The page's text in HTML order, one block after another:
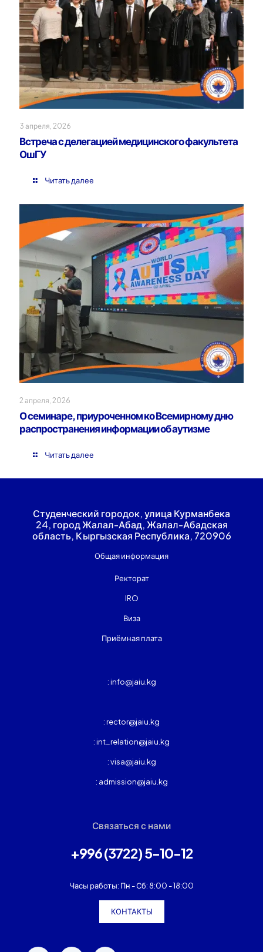
3 апреля, 2026
Встреча с делегацией медицинского факультета
ОшГУ
Читать далее
2 апреля, 2026
О семинаре, приуроченном ко Всемирному дню
распространения информации об аутизме
Читать далее
Студенческий городок, улица Курманбека
24, город Жалал-Абад, Жалал-Абадская
область, Кыргызская Республика, 720906
Общая информация
Ректорат
IRO
Виза
Приёмная плата
: info@jaiu.kg
: rector@jaiu.kg
: int_relation@jaiu.kg
: visa@jaiu.kg
: admission@jaiu.kg
Связаться с нами
+996 (3722) 5-10-12
Часы работы: Пн - Сб: 8:00 - 18:00
КОНТАКТЫ